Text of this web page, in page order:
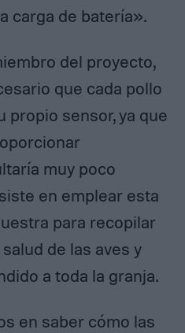
carga de batería».
del proyecto,
que cada pollo
propio sensor, ya que
muy poco
en emplear esta
para recopilar
de las aves y
a toda la granja.
​​en saber cómo las